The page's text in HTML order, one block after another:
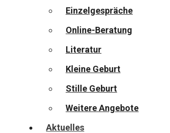
Einzelgespräche
Online-Beratung
Literatur
Kleine Geburt
Stille Geburt
Weitere Angebote
Aktuelles